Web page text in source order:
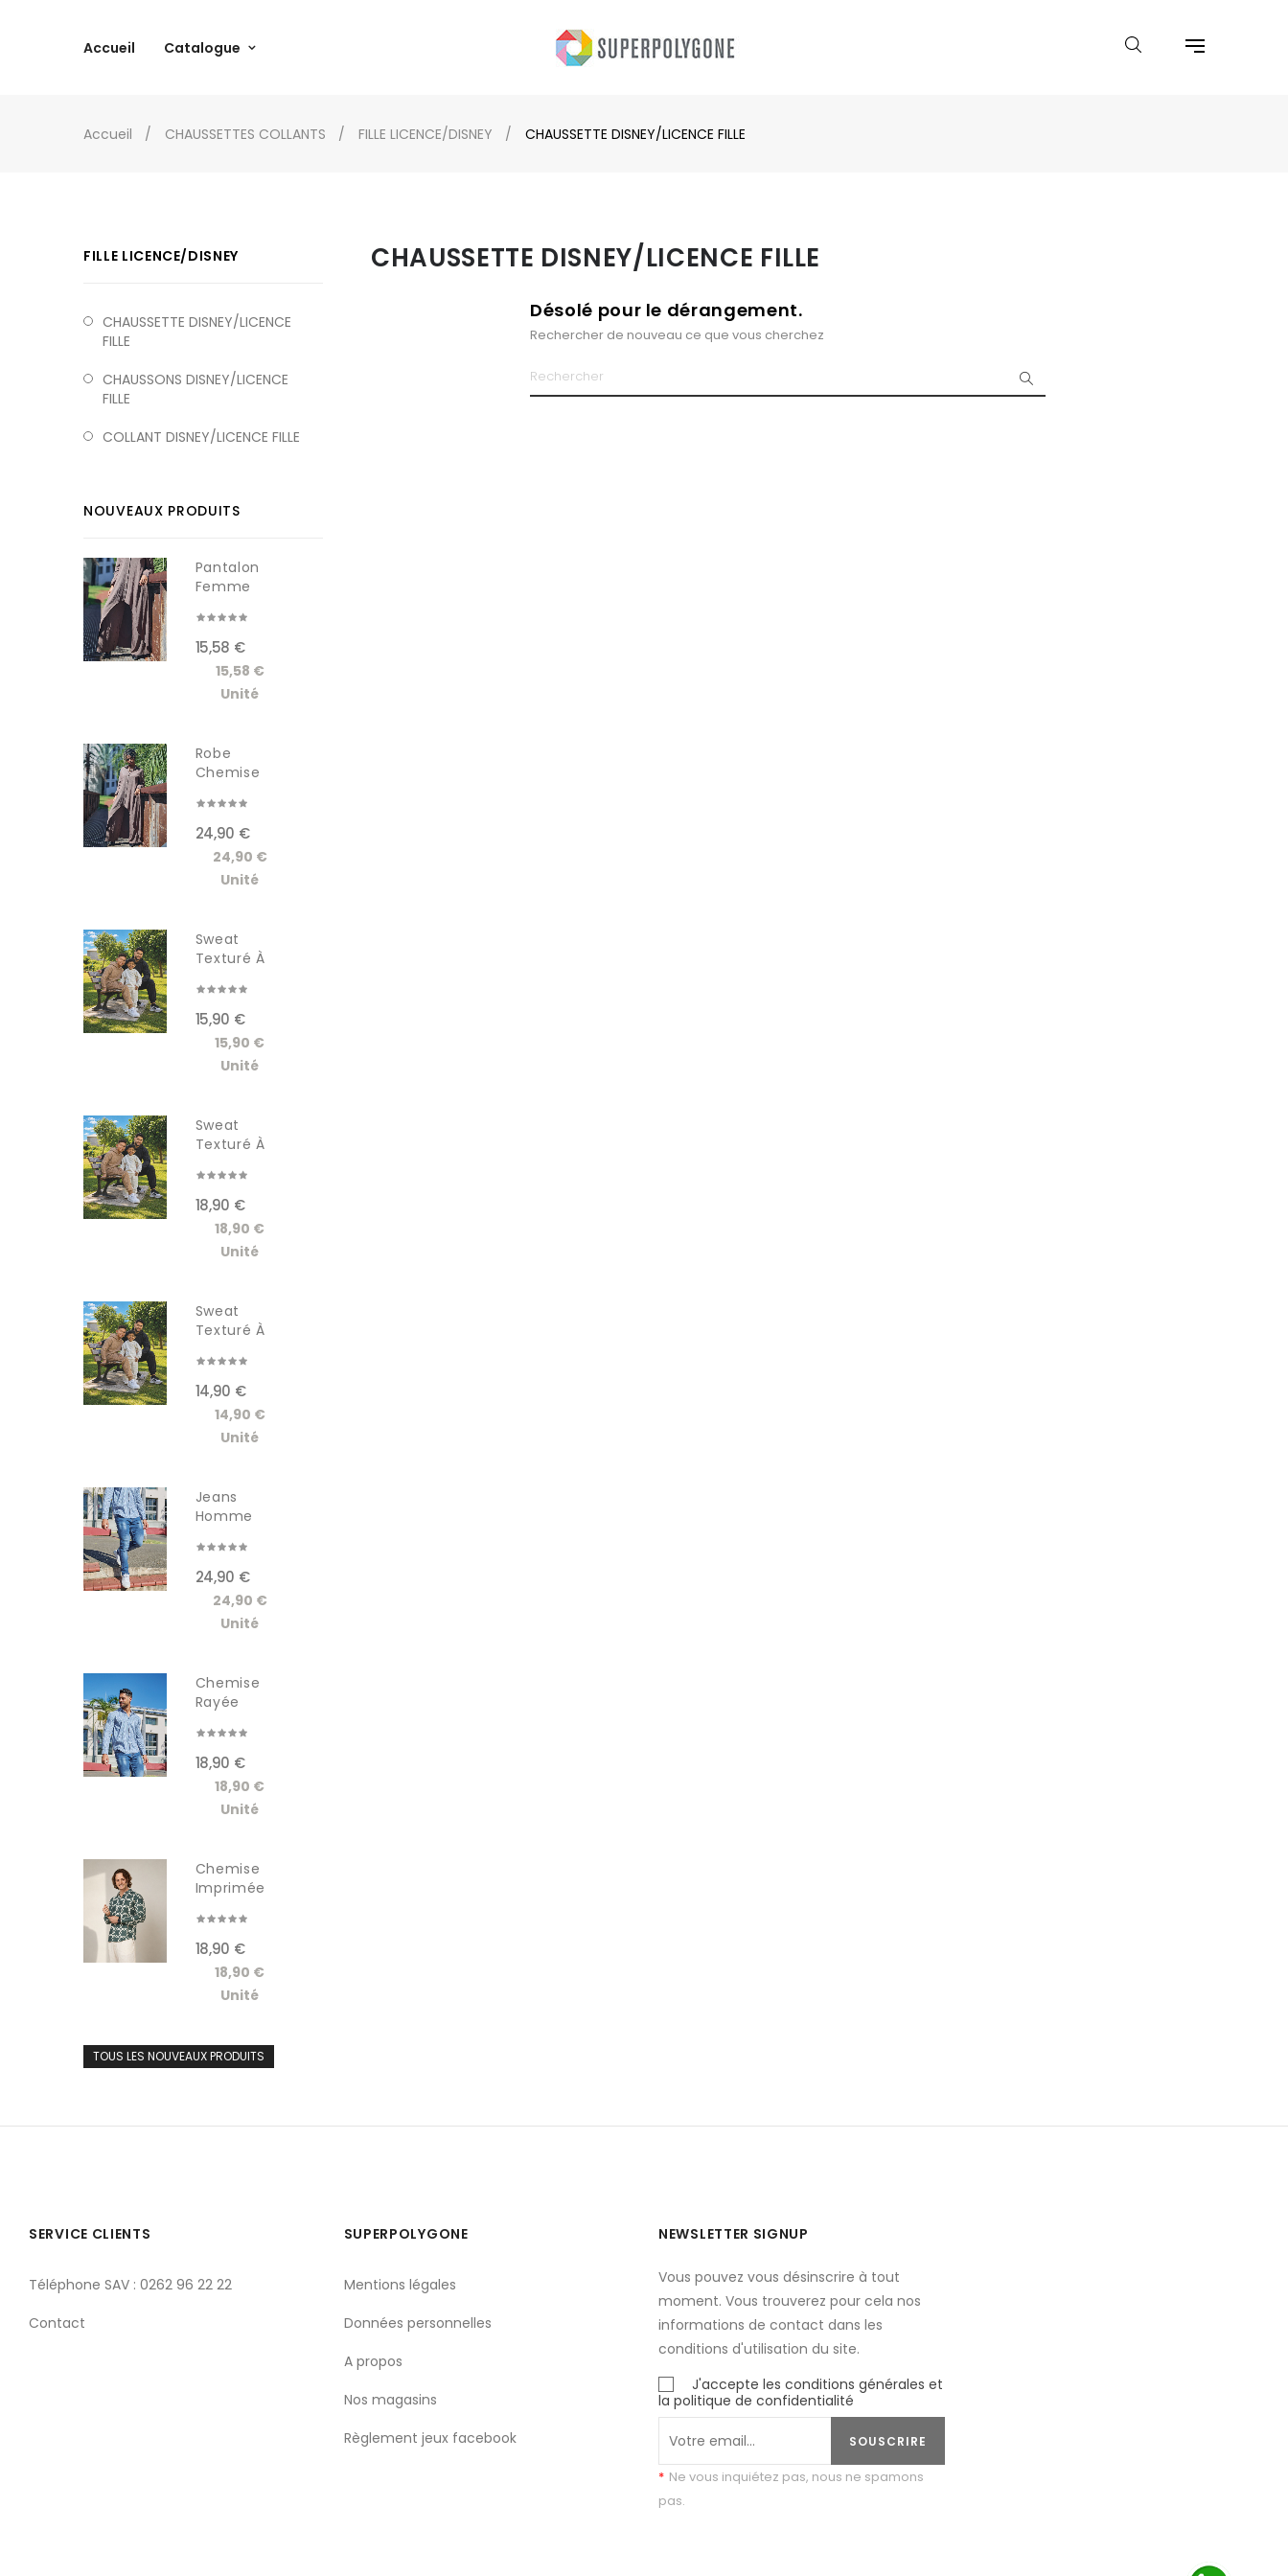
Accueil Catalogue
Accueil CHAUSSETTES COLLANTS FILLE LICENCE/DISNEY CHAUSSETTE DISNEY/LICENCE FILLE
FILLE LICENCE/DISNEY
CHAUSSETTE DISNEY/LICENCE
FILLE
CHAUSSONS DISNEY/LICENCE
FILLE
COLLANT DISNEY/LICENCE FILLE
NOUVEAUX PRODUITS
Pantalon
Femme
15,58 €
15,58 €
Unité
Robe
Chemise
Femme...
24,90 €
24,90 €
Unité
Sweat
Texturé À
15,90 €
15,90 €
Unité
Sweat
Texturé À
18,90 €
18,90 €
Unité
Sweat
Texturé À
14,90 €
14,90 €
Unité
Jeans
Homme
24,90 €
24,90 €
Unité
Chemise
Rayée
18,90 €
18,90 €
Unité
Chemise
Imprimée
18,90 €
18,90 €
Unité
TOUS LES NOUVEAUX PRODUITS
CHAUSSETTE DISNEY/LICENCE FILLE
Désolé pour le dérangement.
Rechercher de nouveau ce que vous cherchez
SERVICE CLIENTS
Téléphone SAV : 0262 96 22 22
Contact
SUPERPOLYGONE
Mentions légales
Données personnelles
A propos
Nos magasins
Règlement jeux facebook
NEWSLETTER SIGNUP
Vous pouvez vous désinscrire à tout
moment. Vous trouverez pour cela nos
informations de contact dans les
conditions d'utilisation du site.
J'accepte les conditions générales et
la politique de confidentialité
SOUSCRIRE
* Ne vous inquiétez pas, nous ne spamons
pas.